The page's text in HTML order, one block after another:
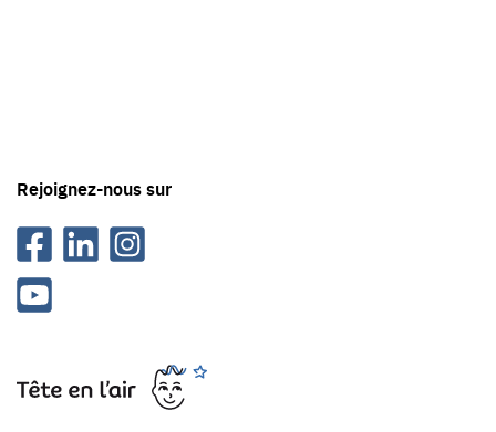
Tête
en
Rejoignez-nous sur
FacebookLinkedinInstagram
Youtube